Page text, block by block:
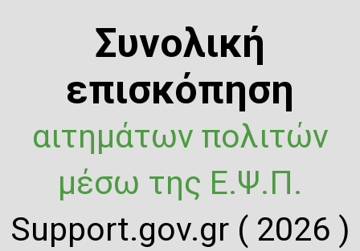
Συνολική
επισκόπηση
αιτημάτων πολιτών
μέσω της Ε.Ψ.Π.
Support.gov.gr ( 2026 )